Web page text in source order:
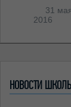
31
2016
НОВОСТИ ШКОЛЫ